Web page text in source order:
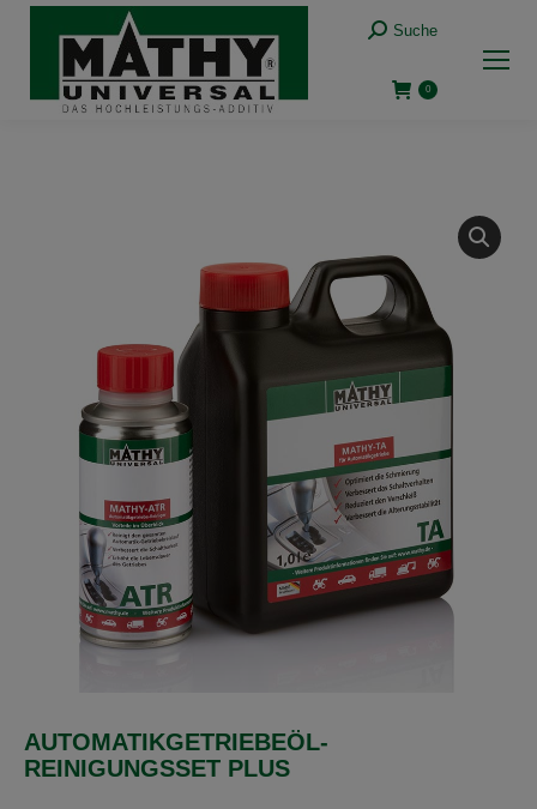
Suche:
Suche
0
AUTOMATIKGETRIEBEÖL-
REINIGUNGSSET PLUS